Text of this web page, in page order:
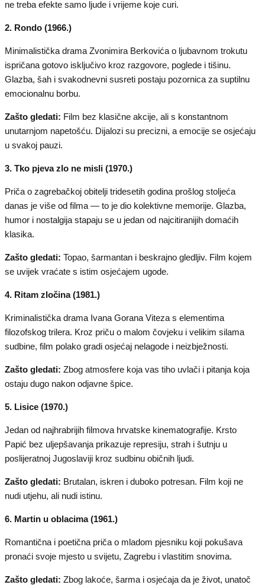
ne treba efekte samo ljude i vrijeme koje curi.
2. Rondo (1966.)
Minimalistička drama Zvonimira Berkovića o ljubavnom trokutu
ispričana gotovo isključivo kroz razgovore, poglede i tišinu.
Glazba, šah i svakodnevni susreti postaju pozornica za suptilnu
emocionalnu borbu.
Zašto gledati: Film bez klasične akcije, ali s konstantnom
unutarnjom napetošću. Dijalozi su precizni, a emocije se osjećaju
u svakoj pauzi.
3. Tko pjeva zlo ne misli (1970.)
Priča o zagrebačkoj obitelji tridesetih godina prošlog stoljeća
danas je više od filma — to je dio kolektivne memorije. Glazba,
humor i nostalgija stapaju se u jedan od najcitiranijih domaćih
klasika.
Zašto gledati: Topao, šarmantan i beskrajno gledljiv. Film kojem
se uvijek vraćate s istim osjećajem ugode.
4. Ritam zločina (1981.)
Kriminalistička drama Ivana Gorana Viteza s elementima
filozofskog trilera. Kroz priču o malom čovjeku i velikim silama
sudbine, film polako gradi osjećaj nelagode i neizbježnosti.
Zašto gledati: Zbog atmosfere koja vas tiho uvlači i pitanja koja
ostaju dugo nakon odjavne špice.
5. Lisice (1970.)
Jedan od najhrabrijih filmova hrvatske kinematografije. Krsto
Papić bez uljepšavanja prikazuje represiju, strah i šutnju u
poslijeratnoj Jugoslaviji kroz sudbinu običnih ljudi.
Zašto gledati: Brutalan, iskren i duboko potresan. Film koji ne
nudi utjehu, ali nudi istinu.
6. Martin u oblacima (1961.)
Romantična i poetična priča o mladom pjesniku koji pokušava
pronaći svoje mjesto u svijetu, Zagrebu i vlastitim snovima.
Zašto gledati: Zbog lakoće, šarma i osjećaja da je život, unatoč